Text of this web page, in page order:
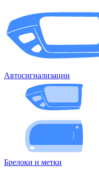
Автосигнализации
Брелоки и метки